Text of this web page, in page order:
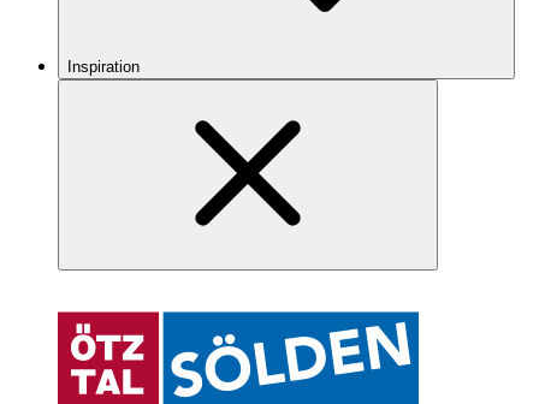
Inspiration